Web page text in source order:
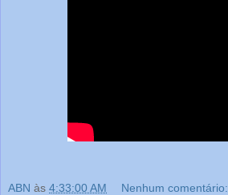
ABN às 4:33:00 AM Nenhum comentário: